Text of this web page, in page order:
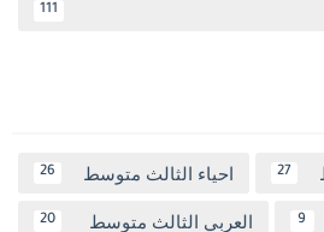
111
27 احياء الثالث متوسط 26
9 العربي الثالث متوسط 20